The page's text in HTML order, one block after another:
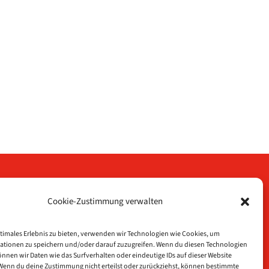
Cookie-Zustimmung verwalten
Erlebnis zu bieten, verwenden wir Technologien wie Cookies, um
zu speichern und/oder darauf zuzugreifen. Wenn du diesen Technologien
wir Daten wie das Surfverhalten oder eindeutige IDs auf dieser Website
du deine Zustimmung nicht erteilst oder zurückziehst, können bestimmte